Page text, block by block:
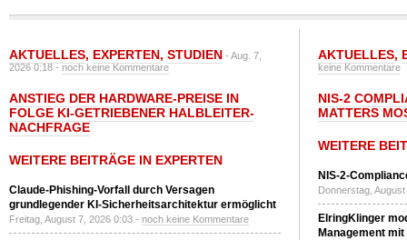
AKTUELLES, EXPERTEN, STUDIEN - Aug. 7,
2026 0:18 -noch keine Kommentare
ANSTIEG DER HARDWARE-PREISE IN
FOLGE KI-GETRIEBENER HALBLEITER-
NACHFRAGE
WEITERE BEITRÄGE IN EXPERTEN
Claude-Phishing-Vorfall durch Versagen
grundlegender KI-Sicherheitsarchitektur ermöglicht
Freitag, August 7, 2026 0:03 - noch keine Kommentare
AKTUELLES,
keine Kommentare
NIS-2
MATTERS
WEITERE
NIS-2-
Donnerstag,
ElringKlinger
Management